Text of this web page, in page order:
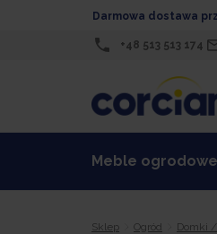
Darmowa dostawa
+48 513 513 174
Meble ogrodowe
Sklep Ogród Domki